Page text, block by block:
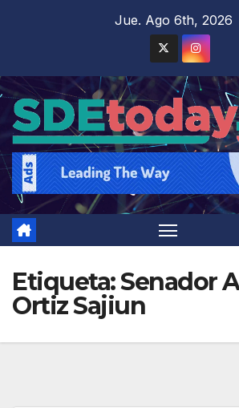
Jue. Ago 6th, 2026
Etiqueta:Senador
Ortiz Sajiun